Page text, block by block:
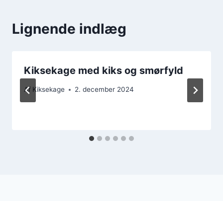
Lignende indlæg
Kiksekage med kiks og smørfyld
Af Kiksekage 2. december 2024